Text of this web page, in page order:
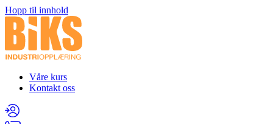
Hopp til innhold
Våre kurs
Kontakt oss